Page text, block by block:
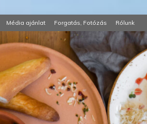
Média ajánlat Forgatás, Fotózás Rólunk